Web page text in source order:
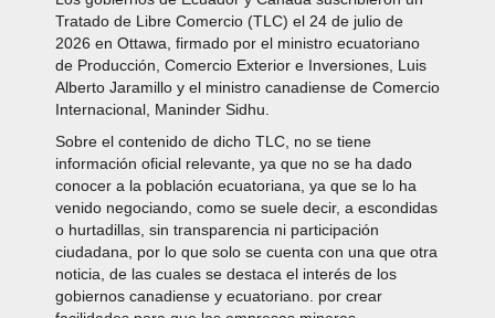
Tratado de Libre Comercio (TLC) el 24 de julio de
2026 en Ottawa, firmado por el ministro ecuatoriano
de Producción, Comercio Exterior e Inversiones, Luis
Alberto Jaramillo y el ministro canadiense de Comercio
Internacional, Maninder Sidhu.
Sobre el contenido de dicho TLC, no se tiene
información oficial relevante, ya que no se ha dado
conocer a la población ecuatoriana, ya que se lo ha
venido negociando, como se suele decir, a escondidas
o hurtadillas, sin transparencia ni participación
ciudadana, por lo que solo se cuenta con una que otra
noticia, de las cuales se destaca el interés de los
gobiernos canadiense y ecuatoriano. por crear